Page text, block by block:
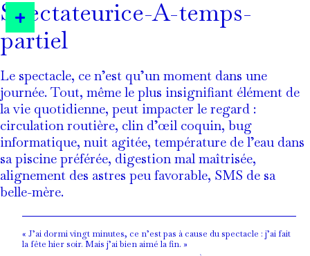
Spectateurice-A-temps-
partiel
Le spectacle, ce n’est qu’un moment dans une
journée. Tout, même le plus insignifiant élément de
la vie quotidienne, peut impacter le regard :
circulation routière, clin d’œil coquin, bug
informatique, nuit agitée, température de l’eau dans
sa piscine préférée, digestion mal maîtrisée,
alignement des astres peu favorable, SMS de sa
belle-mère.
« J’ai dormi vingt minutes, ce n’est pas à cause du spectacle : j’ai fait
la fête hier soir. Mais j’ai bien aimé la fin. »